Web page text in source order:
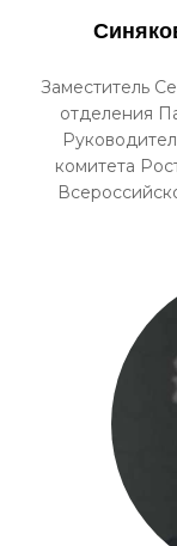
Заместитель
отделения
комитета